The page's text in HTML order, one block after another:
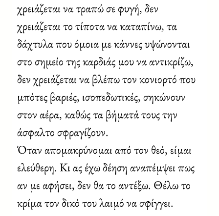
χρειάζεται να τραπώ σε φυγή, δεν
χρειάζεται το τίποτα να καταπίνω, τα
δάχτυλα που όμοια με κάννες υψώνονται
στο σημείο της καρδιάς μου να αντικρίζω,
δεν χρειάζεται να βλέπω τον κονιορτό που
μπότες βαριές, ισοπεδωτικές, σηκώνουν
στον αέρα, καθώς τα βήματά τους την
άσφαλτο σφραγίζουν.
Όταν απομακρύνομαι από τον θεό, είμαι
ελεύθερη. Κι ας έχω δέηση αναπέμψει πως
αν με αφήσει, δεν θα το αντέξω. Θέλω το
κρίμα τον δικό του λαιμό να σφίγγει.